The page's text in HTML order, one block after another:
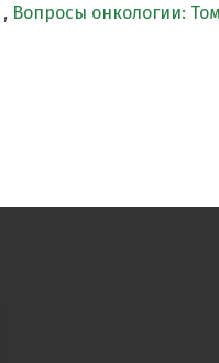
, Вопросы онкологии: